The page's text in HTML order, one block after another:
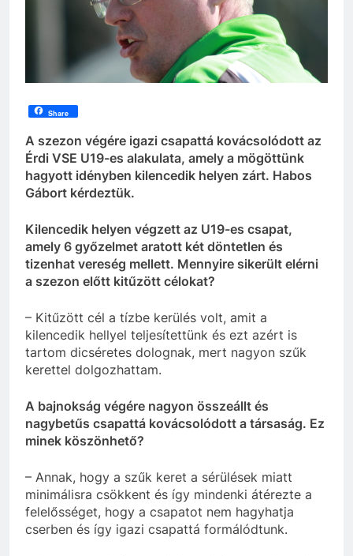
Share
A szezon végére igazi csapattá kovácsolódott az
Érdi VSE U19-es alakulata, amely a mögöttünk
hagyott idényben kilencedik helyen zárt. Habos
Gábort kérdeztük.
Kilencedik helyen végzett az U19-es csapat,
amely 6 győzelmet aratott két döntetlen és
tizenhat vereség mellett. Mennyire sikerült elérni
a szezon előtt kitűzött célokat?
– Kitűzött cél a tízbe kerülés volt, amit a
kilencedik hellyel teljesítettünk és ezt azért is
tartom dicséretes dolognak, mert nagyon szűk
kerettel dolgozhattam.
A bajnokság végére nagyon összeállt és
nagybetűs csapattá kovácsolódott a társaság. Ez
minek köszönhető?
– Annak, hogy a szűk keret a sérülések miatt
minimálisra csökkent és így mindenki átérezte a
felelősséget, hogy a csapatot nem hagyhatja
cserben és így igazi csapattá formálódtunk.